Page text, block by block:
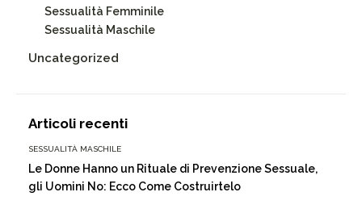
Sessualità Femminile
Sessualità Maschile
Uncategorized
Articoli recenti
SESSUALITÀ MASCHILE
Le Donne Hanno un Rituale di Prevenzione Sessuale,
gli Uomini No: Ecco Come Costruirtelo